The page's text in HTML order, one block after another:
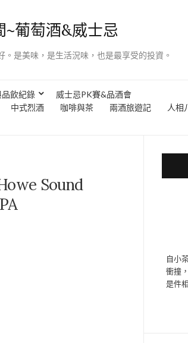
~葡萄酒&威士忌
是美味，是生活況味，也是最享受的投資。
飲紀錄
威士忌PK賽&品酒會
中式烈酒 咖啡與茶 兩酒旅遊記 人相
Sound
自小
衝撞
是件